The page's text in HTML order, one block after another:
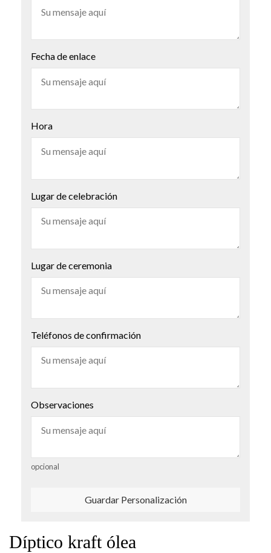
Fecha de enlace
Hora
Lugar de celebración
Lugar de ceremonia
Teléfonos de confirmación
Observaciones
opcional
Guardar Personalización
Díptico kraft ólea